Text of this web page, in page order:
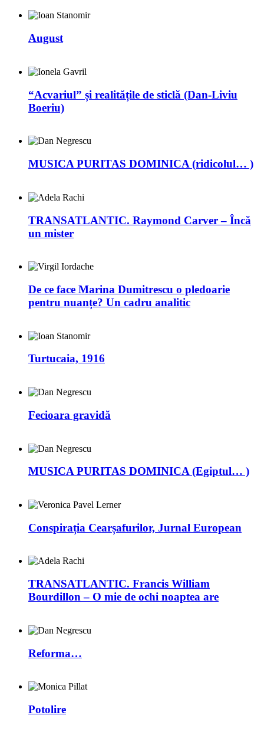
August
“Acvariul” și realitățile de sticlă (Dan-Liviu
Boeriu)
MUSICA PURITAS DOMINICA (ridicolul… )
TRANSATLANTIC. Raymond Carver – Încă
un mister
De ce face Marina Dumitrescu o pledoarie
pentru nuanțe? Un cadru analitic
Turtucaia, 1916
Fecioara gravidă
MUSICA PURITAS DOMINICA (Egiptul… )
Conspirația Cearșafurilor, Jurnal European
TRANSATLANTIC. Francis William
Bourdillon – O mie de ochi noaptea are
Reforma…
Potolire